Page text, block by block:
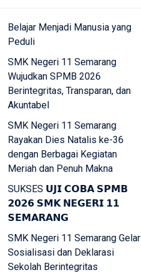
Belajar Menjadi Manusia yang
Peduli
SMK Negeri 11 Semarang
Wujudkan SPMB 2026
Berintegritas, Transparan, dan
Akuntabel
SMK Negeri 11 Semarang
Rayakan Dies Natalis ke-36
dengan Berbagai Kegiatan
Meriah dan Penuh Makna
SUKSES 𝗨𝗝𝗜 𝗖𝗢𝗕𝗔 𝗦𝗣𝗠𝗕
𝟮𝟬𝟮𝟲 𝗦𝗠𝗞 𝗡𝗘𝗚𝗘𝗥𝗜 𝟭𝟭
𝗦𝗘𝗠𝗔𝗥𝗔𝗡𝗚
SMK Negeri 11 Semarang Gelar
Sosialisasi dan Deklarasi
Sekolah Berintegritas